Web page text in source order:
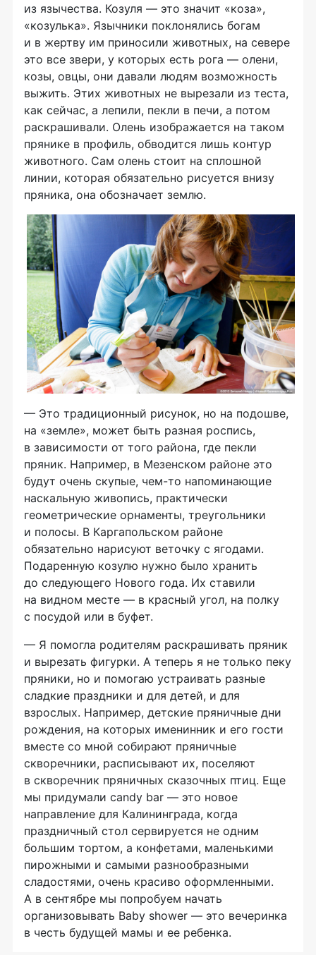
из язычества. Козуля — это значит «коза»,
«козулька». Язычники поклонялись богам
и в жертву им приносили животных, на севере
это все звери, у которых есть рога — олени,
козы, овцы, они давали людям возможность
выжить. Этих животных не вырезали из теста,
как сейчас, а лепили, пекли в печи, а потом
раскрашивали. Олень изображается на таком
прянике в профиль, обводится лишь контур
животного. Сам олень стоит на сплошной
линии, которая обязательно рисуется внизу
пряника, она обозначает землю.
— Это традиционный рисунок, но на подошве,
на «земле», может быть разная роспись,
в зависимости от того района, где пекли
пряник. Например, в Мезенском районе это
будут очень скупые, чем-то напоминающие
наскальную живопись, практически
геометрические орнаменты, треугольники
и полосы. В Каргапольском районе
обязательно нарисуют веточку с ягодами.
Подаренную козулю нужно было хранить
до следующего Нового года. Их ставили
на видном месте — в красный угол, на полку
с посудой или в буфет.
— Я помогла родителям раскрашивать пряник
и вырезать фигурки. А теперь я не только пеку
пряники, но и помогаю устраивать разные
сладкие праздники и для детей, и для
взрослых. Например, детские пряничные дни
рождения, на которых именинник и его гости
вместе со мной собирают пряничные
скворечники, расписывают их, поселяют
в скворечник пряничных сказочных птиц. Еще
мы придумали candy bar — это новое
направление для Калининграда, когда
праздничный стол сервируется не одним
большим тортом, а конфетами, маленькими
пирожными и самыми разнообразными
сладостями, очень красиво оформленными.
А в сентябре мы попробуем начать
организовывать Baby shower — это вечеринка
в честь будущей мамы и ее ребенка.